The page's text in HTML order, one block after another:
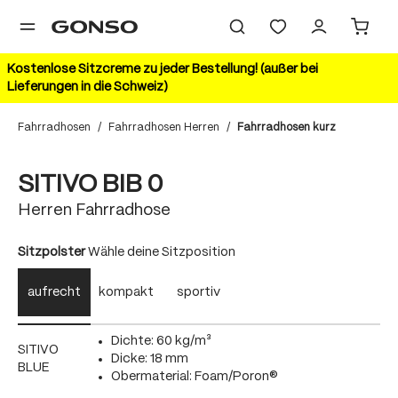
springen
Kostenlose Sitzcreme zu jeder Bestellung! (außer bei
Lieferungen in die Schweiz)
Fahrradhosen / Fahrradhosen Herren / Fahrradhosen kurz
SITIVO BIB 0
Herren Fahrradhose
Sitzpolsterauswählen
Wähle deine Sitzposition
aufrecht kompakt sportiv
SITIVO
BLUE
Dichte: 60 kg/m³
Dicke: 18 mm
Obermaterial: Foam/Poron®